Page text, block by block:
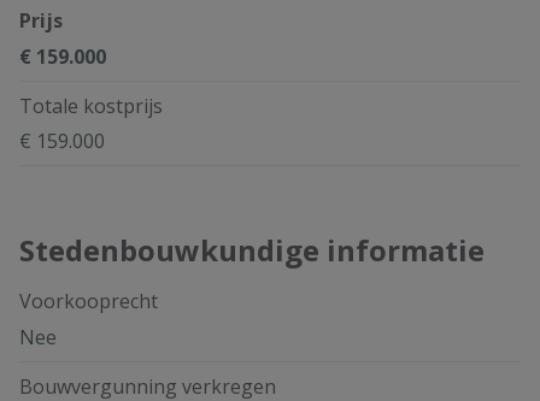
Prijs
€ 159.000
Totale kostprijs
€ 159.000
Stedenbouwkundige informatie
Voorkooprecht
Nee
Bouwvergunning verkregen